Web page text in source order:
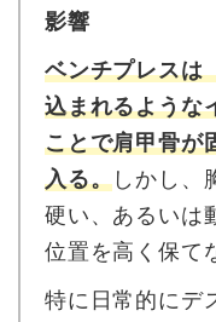
影響
ベンチプレスは
込まれるような
ことで肩甲骨が
入る。しかし、
硬い、あるいは
位置を高く保て
特に日常的にデ